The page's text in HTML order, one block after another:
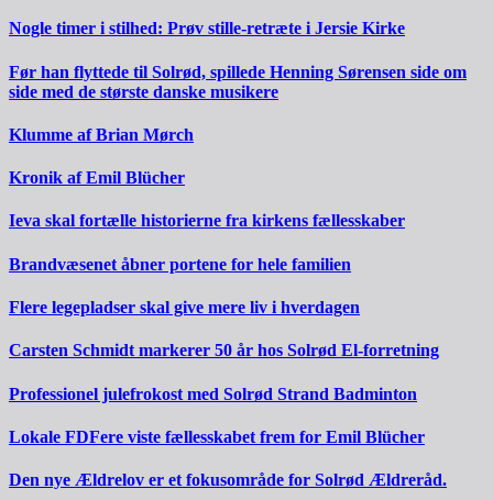
Nogle timer i stilhed: Prøv stille-retræte i Jersie Kirke
Før han flyttede til Solrød, spillede Henning Sørensen side om
side med de største danske musikere
Klumme af Brian Mørch
Kronik af Emil Blücher
Ieva skal fortælle historierne fra kirkens fællesskaber
Brandvæsenet åbner portene for hele familien
Flere legepladser skal give mere liv i hverdagen
Carsten Schmidt markerer 50 år hos Solrød El-forretning
Professionel julefrokost med Solrød Strand Badminton
Lokale FDFere viste fællesskabet frem for Emil Blücher
Den nye Ældrelov er et fokusområde for Solrød Ældreråd.